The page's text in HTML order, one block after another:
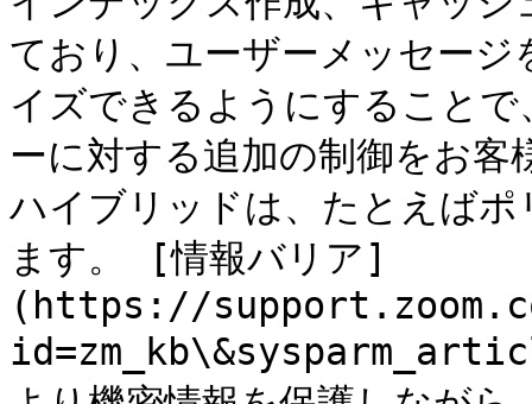
ており、ユーザーメッセー
イズできるようにすること
ーに対する追加の制御をお
ハイブリッドは、たとえば
ます。 [情報バリア]
(https://